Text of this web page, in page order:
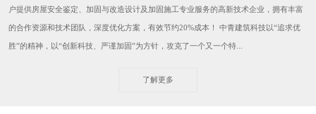
户提供房屋安全鉴定、加固与改造设计及加固施工专业服务的高新技术企业，拥有丰富
的合作资源和技术团队，深度优化方案，有效节约20%成本！ 中青建筑科技以“追求优
胜”的精神，以“创新科技、严谨加固”为方针，攻克了一个又一个特...
了解更多